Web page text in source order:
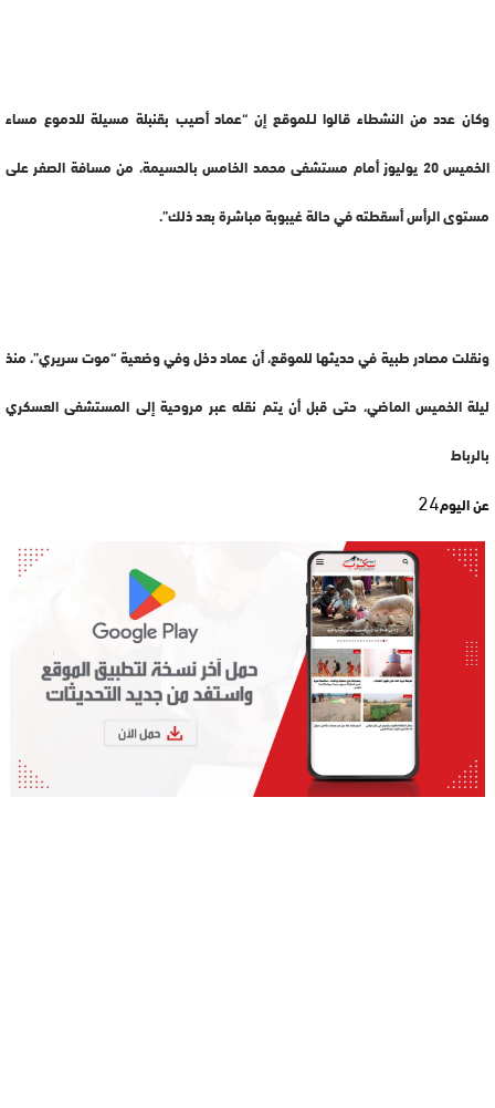
وكان عدد من النشطاء قالوا لـلموقع إن “عماد أصيب بقنبلة مسيلة للدموع مساء
الخميس 20 يوليوز أمام مستشفى محمد الخامس بالحسيمة، من مسافة الصفر على
مستوى الرأس أسقطته في حالة غيبوبة مباشرة بعد ذلك”.
ونقلت مصادر طبية في حديثها للموقع، أن عماد دخل وفي وضعية “موت سريري”، منذ
ليلة الخميس الماضي، حتى قبل أن يتم نقله عبر مروحية إلى المستشفى العسكري
بالرباط
عن اليوم24